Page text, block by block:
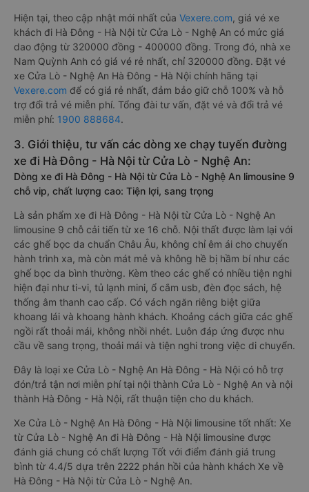
Hiện tại, theo cập nhật mới nhất của Vexere.com, giá vé xe
khách đi Hà Đông - Hà Nội từ Cửa Lò - Nghệ An có mức giá
dao động từ 320000 đồng - 400000 đồng. Trong đó, nhà xe
Nam Quỳnh Anh có giá vé rẻ nhất, chỉ 320000 đồng. Đặt vé
xe Cửa Lò - Nghệ An Hà Đông - Hà Nội chính hãng tại
Vexere.com để có giá rẻ nhất, đảm bảo giữ chỗ 100% và hỗ
trợ đổi trả vé miễn phí. Tổng đài tư vấn, đặt vé và đổi trả vé
miễn phí: 1900 888684.
3. Giới thiệu, tư vấn các dòng xe chạy tuyến đường
xe đi Hà Đông - Hà Nội từ Cửa Lò - Nghệ An:
Dòng xe đi Hà Đông - Hà Nội từ Cửa Lò - Nghệ An limousine 9
chỗ vip, chất lượng cao: Tiện lợi, sang trọng
Là sản phẩm xe đi Hà Đông - Hà Nội từ Cửa Lò - Nghệ An
limousine 9 chỗ cải tiến từ xe 16 chỗ. Nội thất được làm lại với
các ghế bọc da chuẩn Châu Âu, không chỉ êm ái cho chuyến
hành trình xa, mà còn mát mẻ và không hề bị hầm bí như các
ghế bọc da bình thường. Kèm theo các ghế có nhiều tiện nghi
hiện đại như ti-vi, tủ lạnh mini, ổ cắm usb, đèn đọc sách, hệ
thống âm thanh cao cấp. Có vách ngăn riêng biệt giữa
khoang lái và khoang hành khách. Khoảng cách giữa các ghế
ngồi rất thoải mái, không nhồi nhét. Luôn đáp ứng được nhu
cầu về sang trọng, thoải mái và tiện nghi trong việc di chuyển.
Đây là loại xe Cửa Lò - Nghệ An Hà Đông - Hà Nội có hỗ trợ
đón/trả tận nơi miễn phí tại nội thành Cửa Lò - Nghệ An và nội
thành Hà Đông - Hà Nội, rất thuận tiện cho du khách.
Xe Cửa Lò - Nghệ An Hà Đông - Hà Nội limousine tốt nhất: Xe
từ Cửa Lò - Nghệ An đi Hà Đông - Hà Nội limousine được
đánh giá chung có chất lượng Tốt với điểm đánh giá trung
bình từ 4.4/5 dựa trên 2222 phản hồi của hành khách Xe về
Hà Đông - Hà Nội từ Cửa Lò - Nghệ An.